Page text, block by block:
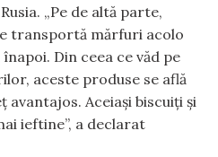
„Pe de altă parte,
transportă mărfuri acolo
Din ceea ce văd pe
aceste produse se află
Aceiași biscuiți și
ieftine”, a declarat